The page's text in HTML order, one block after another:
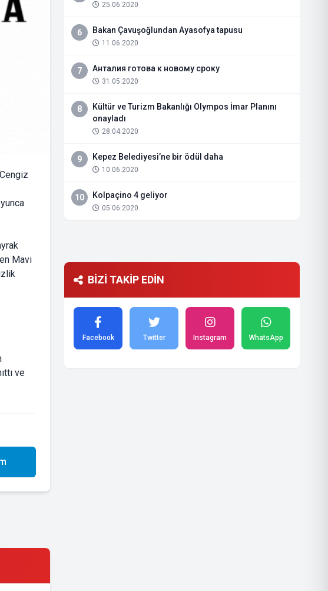
Mavi
ve
25.06.2020
6 Bakan Çavuşoğlundan Ayasofya tapusu
11.06.2020
7 Анталия готова к новому сроку
31.05.2020
8
Kültür ve Turizm Bakanlığı Olympos İmar Planını
onayladı
28.04.2020
9 Kepez Belediyesi’ne bir ödül daha
10.06.2020
10 Kolpaçino 4 geliyor
05.06.2020
BİZİ TAKİP EDİN
Facebook Twitter Instagram WhatsApp